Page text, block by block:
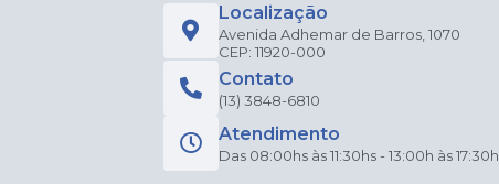
Localização
Avenida Adhemar de Barros, 1070
CEP: 11920-000
Contato
(13) 3848-6810
Atendimento
Das 08:00hs às 11:30hs - 13:00h às 17:30h